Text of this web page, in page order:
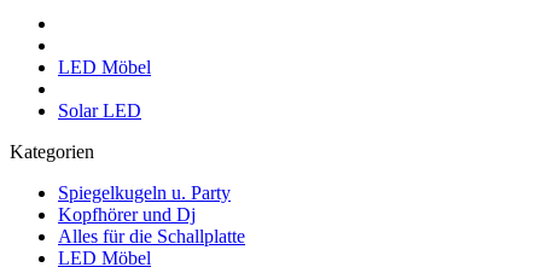
LED Möbel
Solar LED
Kategorien
Spiegelkugeln u. Party
Kopfhörer und Dj
Alles für die Schallplatte
LED Möbel